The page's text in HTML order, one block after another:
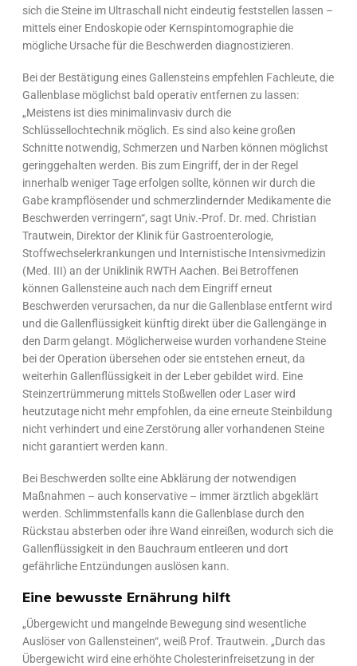
sich die Steine im Ultraschall nicht eindeutig feststellen lassen –
mittels einer Endoskopie oder Kernspintomographie die
mögliche Ursache für die Beschwerden diagnostizieren.
Bei der Bestätigung eines Gallensteins empfehlen Fachleute, die
Gallenblase möglichst bald operativ entfernen zu lassen:
„Meistens ist dies minimalinvasiv durch die
Schlüssellochtechnik möglich. Es sind also keine großen
Schnitte notwendig, Schmerzen und Narben können möglichst
geringgehalten werden. Bis zum Eingriff, der in der Regel
innerhalb weniger Tage erfolgen sollte, können wir durch die
Gabe krampflösender und schmerzlindernder Medikamente die
Beschwerden verringern“, sagt Univ.-Prof. Dr. med. Christian
Trautwein, Direktor der Klinik für Gastroenterologie,
Stoffwechselerkrankungen und Internistische Intensivmedizin
(Med. III) an der Uniklinik RWTH Aachen. Bei Betroffenen
können Gallensteine auch nach dem Eingriff erneut
Beschwerden verursachen, da nur die Gallenblase entfernt wird
und die Gallenflüssigkeit künftig direkt über die Gallengänge in
den Darm gelangt. Möglicherweise wurden vorhandene Steine
bei der Operation übersehen oder sie entstehen erneut, da
weiterhin Gallenflüssigkeit in der Leber gebildet wird. Eine
Steinzertrümmerung mittels Stoßwellen oder Laser wird
heutzutage nicht mehr empfohlen, da eine erneute Steinbildung
nicht verhindert und eine Zerstörung aller vorhandenen Steine
nicht garantiert werden kann.
Bei Beschwerden sollte eine Abklärung der notwendigen
Maßnahmen – auch konservative – immer ärztlich abgeklärt
werden. Schlimmstenfalls kann die Gallenblase durch den
Rückstau absterben oder ihre Wand einreißen, wodurch sich die
Gallenflüssigkeit in den Bauchraum entleeren und dort
gefährliche Entzündungen auslösen kann.
Eine bewusste Ernährung hilft
„Übergewicht und mangelnde Bewegung sind wesentliche
Auslöser von Gallensteinen“, weiß Prof. Trautwein. „Durch das
Übergewicht wird eine erhöhte Cholesterinfreisetzung in der